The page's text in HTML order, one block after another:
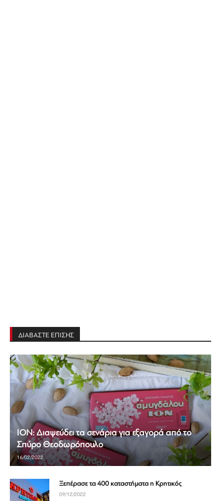
ΔΙΑΒΑΣΤΕ ΕΠΙΣΗΣ
ΙΟΝ: Διαψεύδει τα σενάρια για εξαγορά από το
Σπύρο Θεοδωρόπουλο
16/02/2022
Ξεπέρασε τα 400 καταστήματα η Κρητικός
09/12/2022